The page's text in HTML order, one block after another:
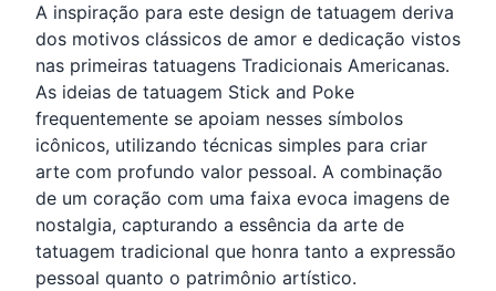
A inspiração para este design de tatuagem deriva
dos motivos clássicos de amor e dedicação vistos
nas primeiras tatuagens Tradicionais Americanas.
As ideias de tatuagem Stick and Poke
frequentemente se apoiam nesses símbolos
icônicos, utilizando técnicas simples para criar
arte com profundo valor pessoal. A combinação
de um coração com uma faixa evoca imagens de
nostalgia, capturando a essência da arte de
tatuagem tradicional que honra tanto a expressão
pessoal quanto o patrimônio artístico.